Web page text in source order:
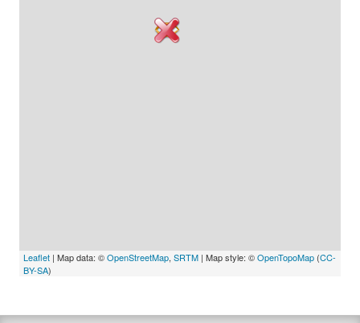
Leaflet | Map data: ©OpenStreetMap, SRTM | Map style: ©OpenTopoMap (CC-
BY-SA)